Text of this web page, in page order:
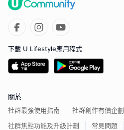
下載 U Lifestyle應用程式
關於
社群最強使用指南
社群創作有價企劃
社群焦點功能及升級計劃
常見問題